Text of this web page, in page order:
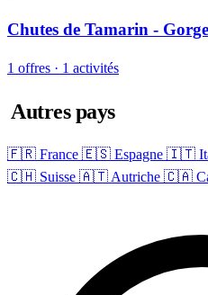
Chutes de Tamarin -
1 offres · 1 activités
Autres pays
🇫🇷 France 🇪🇸 Espagne 🇮🇹
🇨🇭 Suisse 🇦🇹 Autriche 🇨🇦